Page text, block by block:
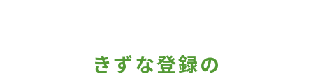
きずな登録の